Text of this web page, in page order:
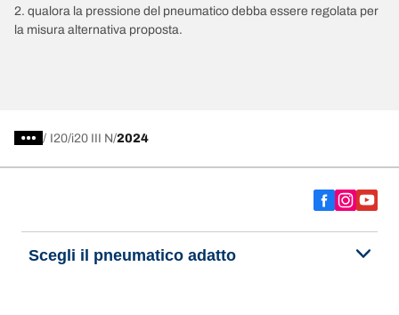
2. qualora la pressione del pneumatico debba essere regolata per
la misura alternativa proposta.
/ I20 i20 III N 2024
Scegli il pneumatico adatto